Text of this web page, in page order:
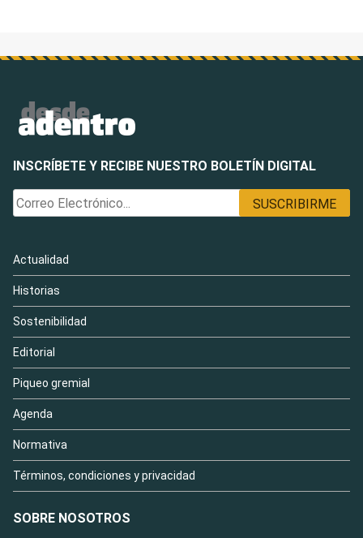
INSCRÍBETE Y RECIBE NUESTRO BOLETÍN DIGITAL
Actualidad
Historias
Sostenibilidad
Editorial
Piqueo gremial
Agenda
Normativa
Términos, condiciones y privacidad
SOBRE NOSOTROS